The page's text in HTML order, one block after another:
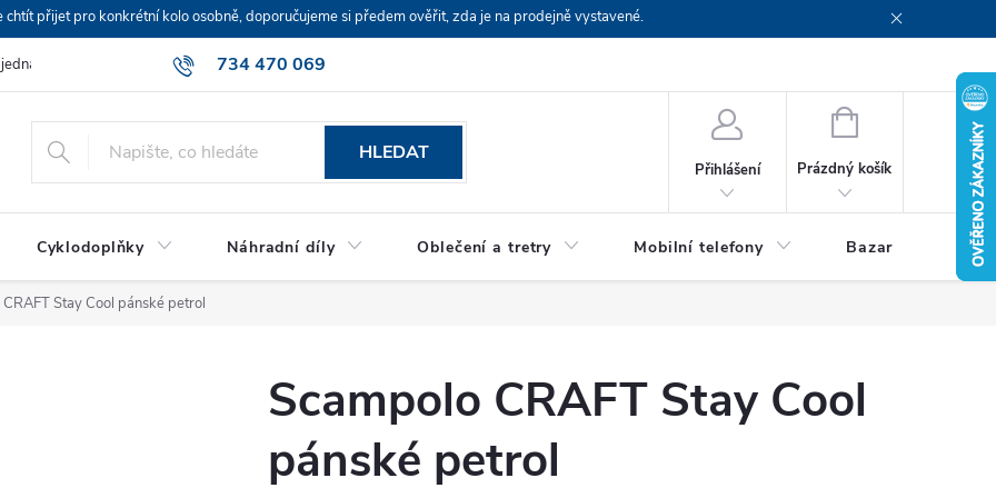
přijet pro konkrétní kolo osobně, doporučujeme si předem ověřit, zda je na prodejně vystavené.
734 470 069
HLEDAT
Přihlášení
NÁKUPNÍ
Prázdný košík
Cyklodoplňky Náhradní díly Oblečení a tretry Mobilní telefony Bazar Servis
Stay Cool pánské petrol
Scampolo CRAFT Stay Cool
pánské petrol